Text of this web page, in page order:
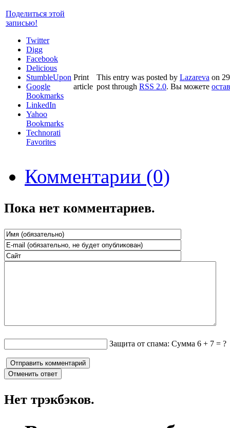
Поделиться этой
записью!
Twitter
Digg
Facebook
Delicious
StumbleUpon
Google
Bookmarks
LinkedIn
Yahoo
Bookmarks
Technorati
Favorites
Print
article
This entry was posted by Lazareva on
post through RSS 2.0. Вы можете
Комментарии (0)
Пока нет комментариев.
Защита от спама: Сумма 6 + 7 = ?
Нет трэкбэков.